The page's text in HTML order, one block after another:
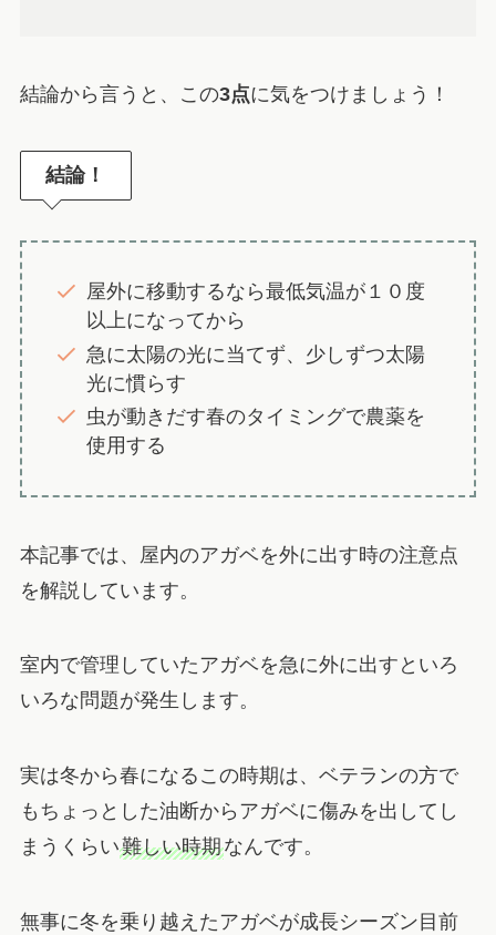
結論から言うと、この3点に気をつけましょう！
結論！
屋外に移動するなら最低気温が１０度
以上になってから
急に太陽の光に当てず、少しずつ太陽
光に慣らす
虫が動きだす春のタイミングで農薬を
使用する
本記事では、屋内のアガベを外に出す時の注意点
を解説しています。
室内で管理していたアガベを急に外に出すといろ
いろな問題が発生します。
実は冬から春になるこの時期は、ベテランの方で
もちょっとした油断からアガベに傷みを出してし
まうくらい難しい時期なんです。
無事に冬を乗り越えたアガベが成長シーズン目前